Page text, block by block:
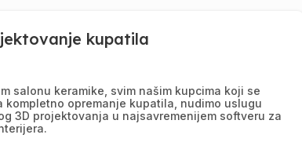
kupatila
salonu keramike, svim našim kupcima koji se
kompletno opremanje kupatila, nudimo uslugu
3D projektovanja u najsavremenijem softveru za